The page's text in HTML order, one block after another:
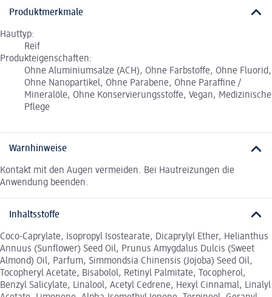
Produktmerkmale
Hauttyp:
Reif
Produkteigenschaften:
Ohne Aluminiumsalze (ACH), Ohne Farbstoffe, Ohne Fluorid,
Ohne Nanopartikel, Ohne Parabene, Ohne Paraffine /
Mineralöle, Ohne Konservierungsstoffe, Vegan, Medizinische
Pflege
Warnhinweise
Kontakt mit den Augen vermeiden. Bei Hautreizungen die
Anwendung beenden.
Inhaltsstoffe
Coco-Caprylate, Isopropyl Isostearate, Dicaprylyl Ether, Helianthus
Annuus (Sunflower) Seed Oil, Prunus Amygdalus Dulcis (Sweet
Almond) Oil, Parfum, Simmondsia Chinensis (Jojoba) Seed Oil,
Tocopheryl Acetate, Bisabolol, Retinyl Palmitate, Tocopherol,
Benzyl Salicylate, Linalool, Acetyl Cedrene, Hexyl Cinnamal, Linalyl